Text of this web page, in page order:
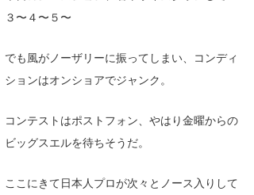
３〜４〜５〜
でも風がノーザリーに振ってしまい、コンディ
ションはオンショアでジャンク。
コンテストはポストフォン、やはり金曜からの
ビッグスエルを待ちそうだ。
ここにきて日本人プロが次々とノース入りして
ライター/寄稿メディア
Naoya Kimoto
mitsuteru Kamio
メディア
SURFMEDIA
波伝説アンバサダー/プロライダー